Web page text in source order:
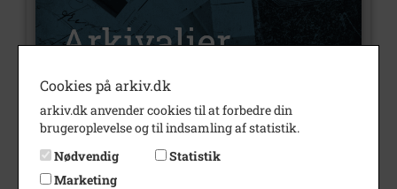
Nummer
A71
Type
Arkivalier
Cookies på arkiv.dk
arkiv.dk anvender cookies til at forbedre din
brugeroplevelse og til indsamling af statistik.
Nødvendig
Statistik
Marketing